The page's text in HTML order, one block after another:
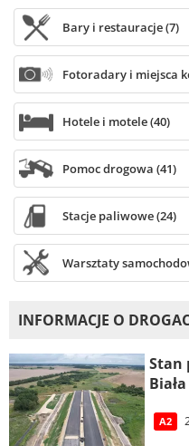
Bary i restauracje (7)
Fotoradary i miejsca
Hotele i motele (40)
Pomoc drogowa (41)
Stacje paliwowe (24)
Warsztaty
INFORMACJE O
Stan
A2